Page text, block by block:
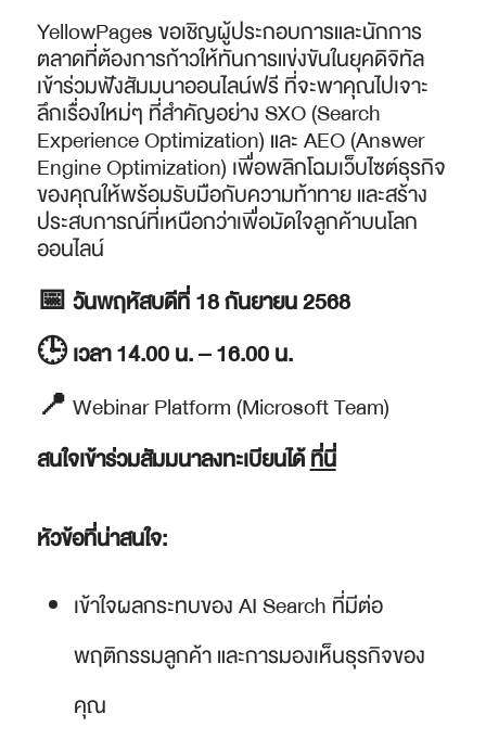
YellowPages ขอเชิญผู้ประกอบการและนักการ
ตลาดที่ต้องการก้าวให้ทันการแข่งขันในยุคดิจิทัล
เข้าร่วมฟังสัมมนาออนไลน์ฟรี ที่จะพาคุณไปเจาะ
ลึกเรื่องใหม่ๆ ที่สำคัญอย่าง SXO (Search
Experience Optimization) และ AEO (Answer
Engine Optimization) เพื่อพลิกโฉมเว็บไซต์ธุรกิจ
ของคุณให้พร้อมรับมือกับความท้าทาย และสร้าง
ประสบการณ์ที่เหนือกว่าเพื่อมัดใจลูกค้าบนโลก
ออนไลน์
📅 วันพฤหัสบดีที่18 กันยายน 2568
🕒เวลา14.00 น. – 16.00 น.
📍 Webinar Platform (Microsoft Team)
สนใจเข้าร่วมสัมมนาลงทะเบียนได้ที่นี่
หัวข้อที่น่าสนใจ:
เข้าใจผลกระทบของ AI Search ที่มีต่อ
พฤติกรรมลูกค้า และการมองเห็นธุรกิจของ
คุณ